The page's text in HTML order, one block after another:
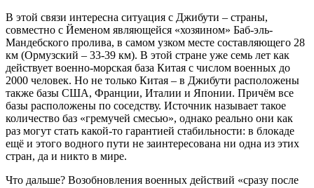
В этой связи интересна ситуация с Джибути – страны,
совместно с Йеменом являющейся «хозяином» Баб-эль-
Мандебского пролива, в самом узком месте составляющего 28
км (Ормузский – 33-39 км). В этой стране уже семь лет как
действует военно-морская база Китая с числом военных до
2000 человек. Но не только Китая – в Джибути расположены
также базы США, Франции, Италии и Японии. Причём все
базы расположены по соседству. Источник называет такое
количество баз «гремучей смесью», однако реально они как
раз могут стать какой-то гарантией стабильности: в блокаде
ещё и этого водного пути не заинтересована ни одна из этих
стран, да и никто в мире.
Что дальше? Возобновления военных действий «сразу после